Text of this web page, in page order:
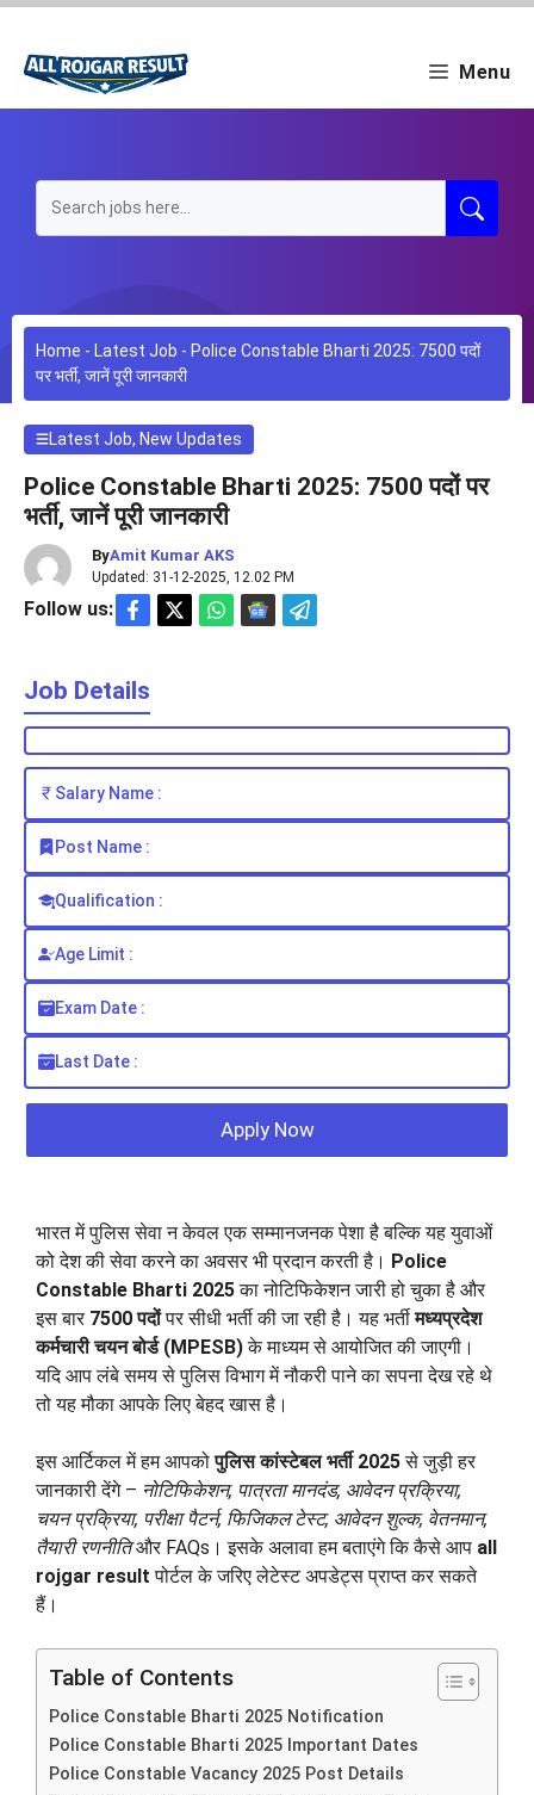
Skip
content
Menu
Home - Latest Job - Police Constable Bharti 2025: 7500 पदों
पर भर्ती, जानें पूरी जानकारी
Latest Job,New Updates
Police Constable Bharti 2025: 7500 पदों पर
भर्ती, जानें पूरी जानकारी
ByAmit Kumar AKS
Updated: 31-12-2025, 12.02 PM
Follow us:
Job Details
Salary Name :
Post Name :
Qualification :
Age Limit :
Exam Date :
Last Date :
Apply Now
भारत में पुलिस सेवा न केवल एक सम्मानजनक पेशा है बल्कि यह युवाओं
को देश की सेवा करने का अवसर भी प्रदान करती है। Police
Constable Bharti 2025का नोटिफिकेशन जारी हो चुका है और
इस बार 7500 पदोंपर सीधी भर्ती की जा रही है। यह भर्तीमध्यप्रदेश
कर्मचारी चयन बोर्ड (MPESB)के माध्यम से आयोजित की जाएगी।
यदि आप लंबे समय से पुलिस विभाग में नौकरी पाने का सपना देख रहे थे
तो यह मौका आपके लिए बेहद खास है।
इस आर्टिकल में हम आपकोपुलिस कांस्टेबल भर्ती 2025से जुड़ी हर
जानकारी देंगे – नोटिफिकेशन, पात्रता मानदंड, आवेदन प्रक्रिया,
चयन प्रक्रिया, परीक्षा पैटर्न, फिजिकल टेस्ट, आवेदन शुल्क, वेतनमान,
तैयारी रणनीतिऔर FAQs। इसके अलावा हम बताएंगे कि कैसे आप all
rojgar result पोर्टल के जरिए लेटेस्ट अपडेट्स प्राप्त कर सकते
हैं।
Table of Contents
Police Constable Bharti 2025 Notification
Police Constable Bharti 2025 Important Dates
Police Constable Vacancy 2025 Post Details